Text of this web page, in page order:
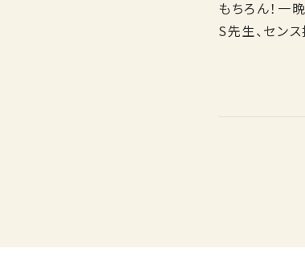
もちろん！一
S先生、センス